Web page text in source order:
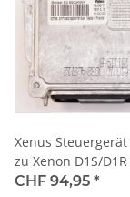
Xenus
zu Xenon D1S/
D2S/D2R
CHF 94,95 *